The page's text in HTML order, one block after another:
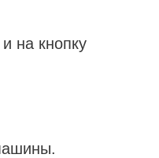
на кнопку